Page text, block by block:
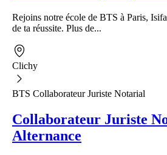
Rejoins notre école de BTS à Paris,
de ta réussite. Plus de...
Clichy
BTS Collaborateur Juriste Notarial
Collaborateur Juriste
Alternance